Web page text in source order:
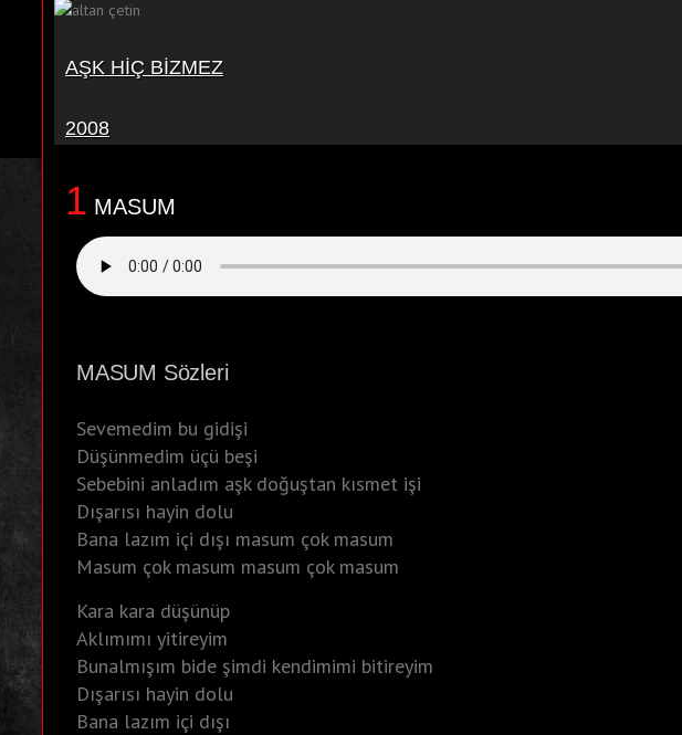
AŞK HİÇ BİZMEZ
2008
1 MASUM
MASUM Sözleri
Sevemedim bu gidişi
Düşünmedim üçü beşi
Sebebini anladım aşk doğuştan kısmet işi
Dışarısı hayin dolu
Bana lazım içi dışı masum çok masum
Masum çok masum masum çok masum
Kara kara düşünüp
Aklımımı yitireyim
Bunalmışım bide şimdi kendimimi bitireyim
Dışarısı hayin dolu
Bana lazım içi dışı